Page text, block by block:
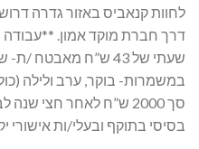
לחוות קנאביס באזור גדרה
דרך חברת מוקד אמון.
במשמרות- בוקר, ערב ולילה
סך 2000 ש”ח לאחר חצי
בסיסי בתוקף ובעלי/ות אישורי